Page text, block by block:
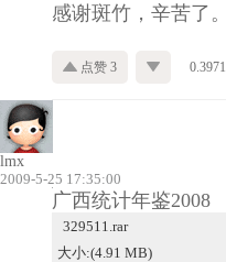
感谢斑竹，辛苦了。
点赞 3 0.3971
lmx
2009-5-25 17:35:00
广西统计年鉴2008
329511.rar
大小:(4.91 MB)